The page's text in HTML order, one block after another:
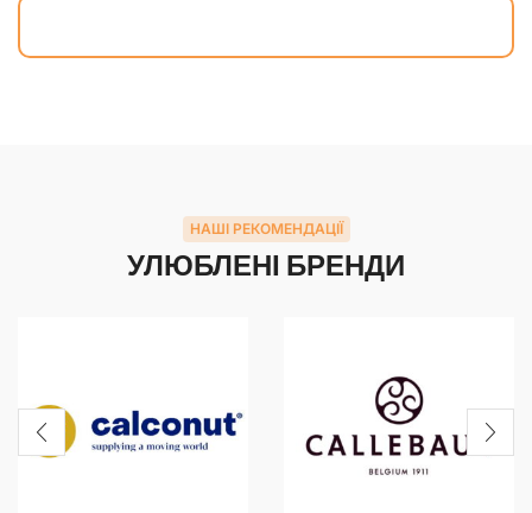
НАШІ РЕКОМЕНДАЦІЇ
УЛЮБЛЕНІ БРЕНДИ